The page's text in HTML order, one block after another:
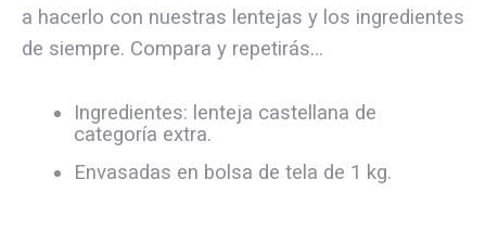
a hacerlo con nuestras lentejas y los ingredientes
de siempre. Compara y repetirás…
Ingredientes: lenteja castellana de
categoría extra.
Envasadas en bolsa de tela de 1 kg.